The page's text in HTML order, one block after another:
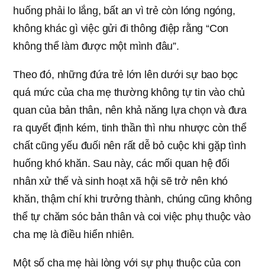
huống phải lo lắng, bất an vì trẻ còn lóng ngóng,
không khác gì việc gửi đi thông điệp rằng “Con
không thể làm được một mình đâu”.
Theo đó, những đứa trẻ lớn lên dưới sự bao bọc
quá mức của cha mẹ thường không tự tin vào chủ
quan của bản thân, nên khả năng lựa chọn và đưa
ra quyết định kém, tinh thần thì nhu nhược còn thể
chất cũng yếu đuối nên rất dễ bỏ cuộc khi gặp tình
huống khó khăn. Sau này, các mối quan hệ đối
nhân xử thế và sinh hoạt xã hội sẽ trở nên khó
khăn, thậm chí khi trưởng thành, chúng cũng không
thể tự chăm sóc bản thân và coi việc phụ thuộc vào
cha mẹ là điều hiển nhiên.
Một số cha mẹ hài lòng với sự phụ thuộc của con